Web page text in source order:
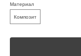
Материал
Композит